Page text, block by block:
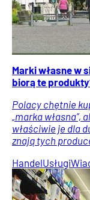
Marki własne w
biorą te
Polacy chętnie
„marka
właściwie je dla
znają tych
HandelUsługi